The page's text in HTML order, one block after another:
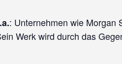
: Unternehmen wie Morgan
Werk wird durch das